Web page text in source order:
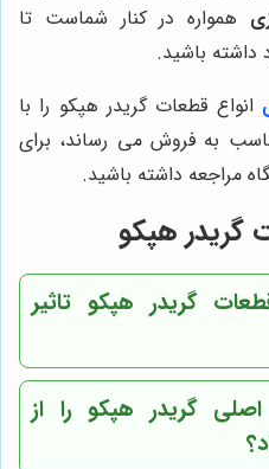
همواره در کنار شماست تا
داشته باشید.
انواع قطعات گریدر هپکو را با
به فروش می رساند، برای
مراجعه داشته باشید.
گریدر هپکو
گریدر هپکو تاثیر
گریدر هپکو را از